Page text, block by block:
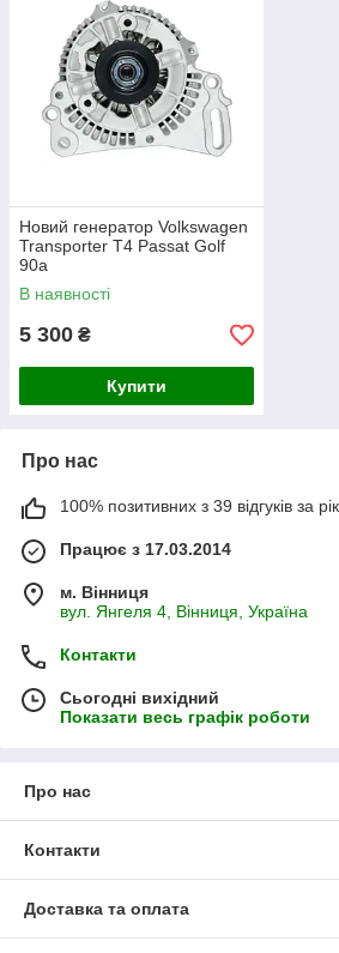
Новий генератор Volkswagen
Transporter T4 Passat Golf
90а
В наявності
5 300 ₴
Купити
Про нас
100% позитивних з 39 відгуків за рік
Працює з 17.03.2014
м. Вінниця
вул. Янгеля 4, Вінниця, Україна
Контакти
Сьогодні вихідний
Показати весь графік роботи
Про нас
Контакти
Доставка та оплата